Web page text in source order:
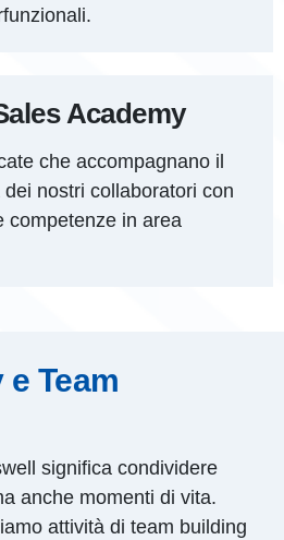
Academy
che accompagnano il
nostri collaboratori con
competenze in area
Team
significa condividere
anche momenti di vita.
attività di team building